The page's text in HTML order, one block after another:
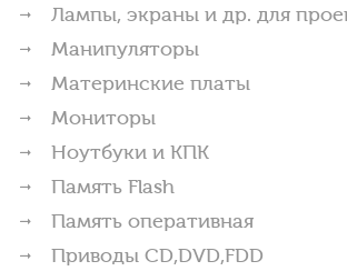
Лампы, экраны и др. для
Манипуляторы
Материнские платы
Мониторы
Ноутбуки и КПК
Память Flash
Память оперативная
Приводы CD,DVD,FDD